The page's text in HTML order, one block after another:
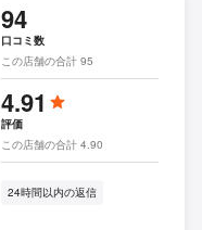
94
口コミ数
この店舗の合計 95
4.91
評価
この店舗の合計 4.90
24時間以内の返信